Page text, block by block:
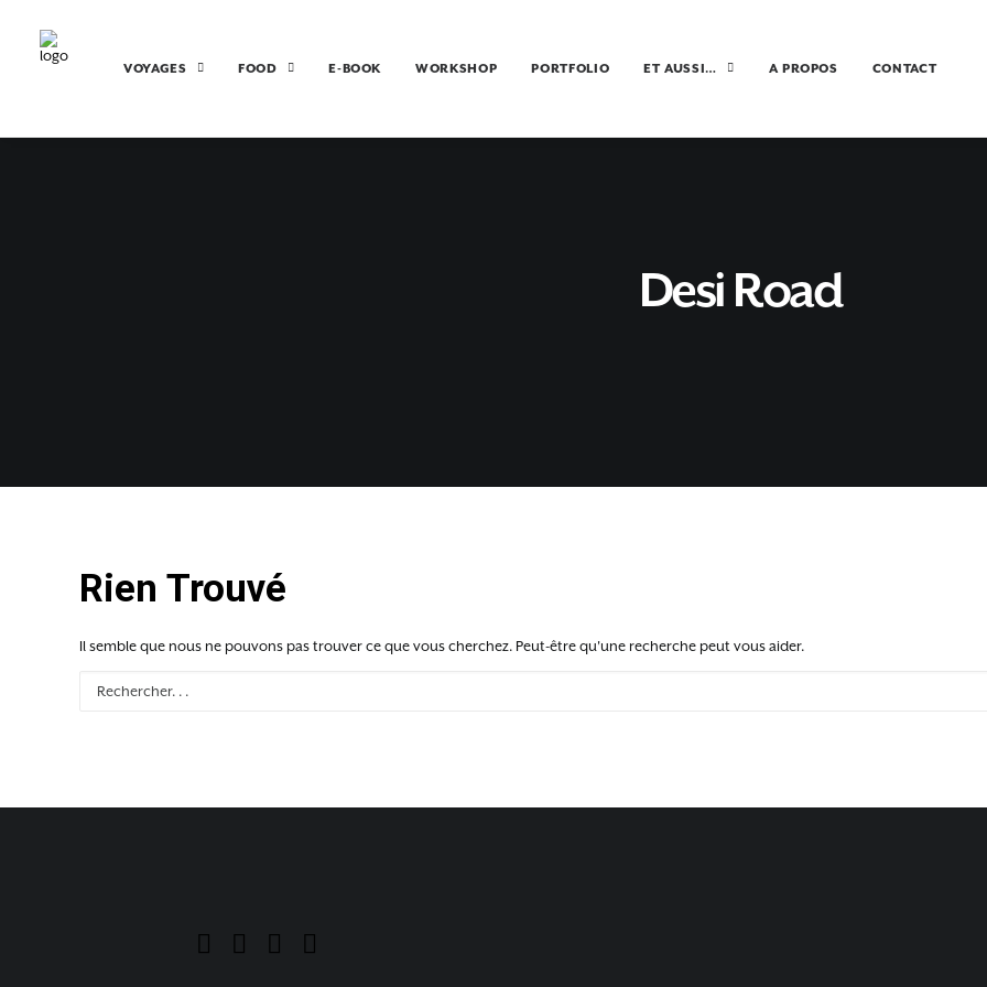
VOYAGES FOOD E-BOOK WORKSHOP PORTFOLIO ET AUSSI… A PROPOS CONTACT
Desi Road
Rien Trouvé
Il semble que nous ne pouvons pas trouver ce que vous cherchez. Peut-être qu'une recherche peut vous aider.